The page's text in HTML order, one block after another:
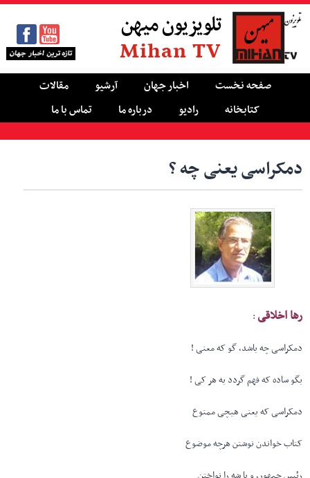
تلویزیون میهن
Mihan TV
صفحه نخست اخبار جهان آرشیو
مقالات
کتابخانه
رادیو درباره ما تماس با ما
دمکراسی یعنی چه ؟
رها اخلاقی :
دمکراسی چه باشد، گو که معنی !
بگو ساده که فهم گردد به هر کی !
دمکراسی که یعنی هیچی ممنوع
کتاب خواندن نوشتن هرچه موضوع